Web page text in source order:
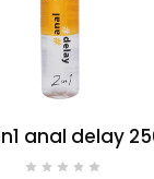
anal delay